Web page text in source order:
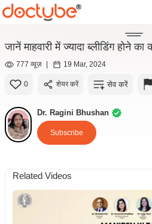
जानें माहवारी में ज्यादा ब्लीडिंग होने
777 व्यूज़ | 19 Mar, 2024
0 शेयर करें सेव करें
Dr. Ragini Bhushan
Subscribe
Related Videos